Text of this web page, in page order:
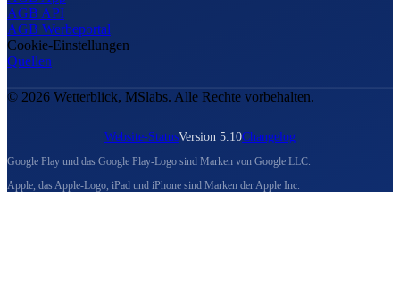
AGB API
AGB Werbeportal
Cookie-Einstellungen
Quellen
© 2026 Wetterblick, MSlabs. Alle Rechte vorbehalten.
Website-StatusVersion 5.10Changelog
Google Play und das Google Play-Logo sind Marken von Google LLC.
Apple, das Apple-Logo, iPad und iPhone sind Marken der Apple Inc.